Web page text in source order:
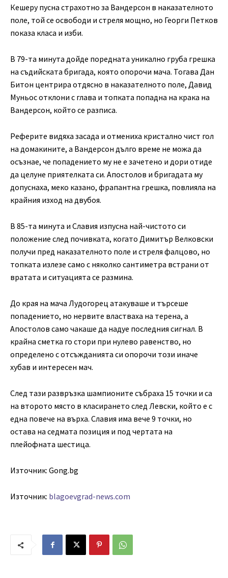
Кешеру пусна страхотно за Вандерсон в наказателното
поле, той се освободи и стреля мощно, но Георги Петков
показа класа и изби.
В 79-та минута дойде поредната уникално груба грешка
на съдийската бригада, която опорочи мача. Тогава Дан
Битон центрира отдясно в наказателното поле, Давид
Муньос отклони с глава и топката попадна на крака на
Вандерсон, който се разписа.
Реферите видяха засада и отмениха кристално чист гол
на домакините, а Вандерсон дълго време не можа да
осъзнае, че попадението му не е зачетено и дори отиде
да целуне приятелката си. Апостолов и бригадата му
допуснаха, меко казано, фрапантна грешка, повлияла на
крайния изход на двубоя.
В 85-та минута и Славия изпусна най-чистото си
положение след почивката, когато Димитър Велковски
получи пред наказателното поле и стреля фалцово, но
топката излезе само с няколко сантиметра встрани от
вратата и ситуацията се размина.
До края на мача Лудогорец атакуваше и търсеше
попадението, но нервите властваха на терена, а
Апостолов само чакаше да надуе последния сигнал. В
крайна сметка го стори при нулево равенство, но
определено с отсъжданията си опорочи този иначе
хубав и интересен мач.
След тази развръзка шампионите събраха 15 точки и са
на второто място в класирането след Левски, който е с
една повече на върха. Славия има вече 9 точки, но
остава на седмата позиция и под чертата на
плейофната шестица.
Източник: Gong.bg
Източник: blagoevgrad-news.com